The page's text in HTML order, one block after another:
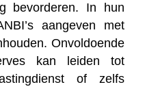
bevorderen. In hun
aangeven met
Onvoldoende
kan leiden tot
of zelfs